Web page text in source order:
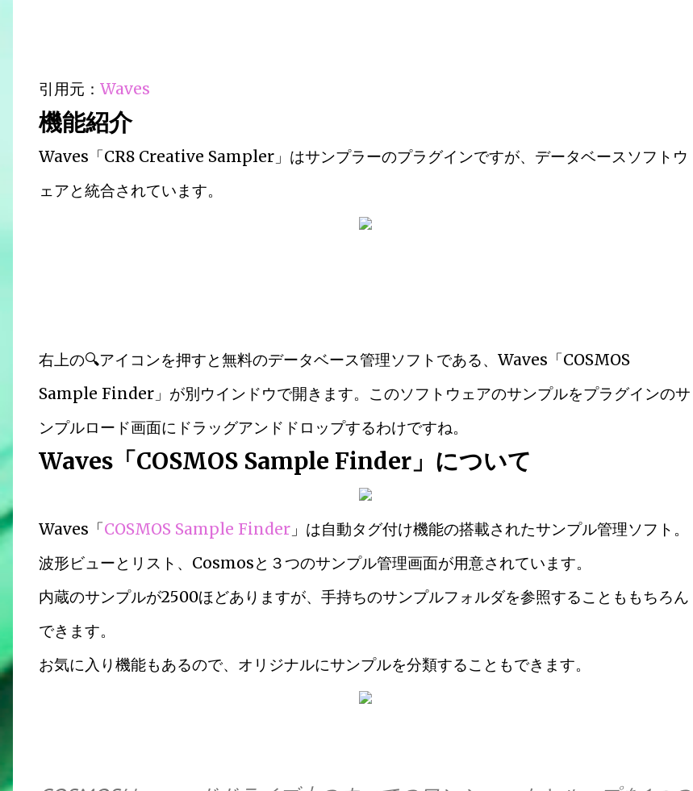
引用元： Waves
機能紹介
Waves「CR8 Creative Sampler」はサンプラーのプラグインですが、データベースソフトウ
ェアと統合されています。
右上の🔍アイコンを押すと無料のデータベース管理ソフトである、Waves「COSMOS
Sample Finder」が別ウインドウで開きます。このソフトウェアのサンプルをプラグインのサ
ンプルロード画面にドラッグアンドドロップするわけですね。
Waves「COSMOS Sample Finder」について
Waves「COSMOS Sample Finder 」は自動タグ付け機能の搭載されたサンプル管理ソフト。
波形ビューとリスト、Cosmosと３つのサンプル管理画面が用意されています。
内蔵のサンプルが2500ほどありますが、手持ちのサンプルフォルダを参照することももちろん
できます。
お気に入り機能もあるので、オリジナルにサンプルを分類することもできます。